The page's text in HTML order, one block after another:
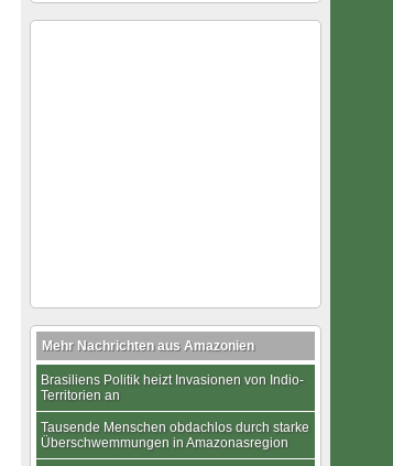
Mehr Nachrichten aus Amazonien
Brasiliens Politik heizt Invasionen von Indio-
Territorien an
Tausende Menschen obdachlos durch starke
Überschwemmungen in Amazonasregion